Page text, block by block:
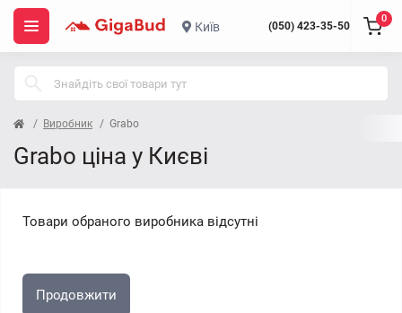
Київ (050) 423-35-50
0
Виробник Grabo
Grabo ціна у Києві
Товари обраного виробника відсутні
Продовжити